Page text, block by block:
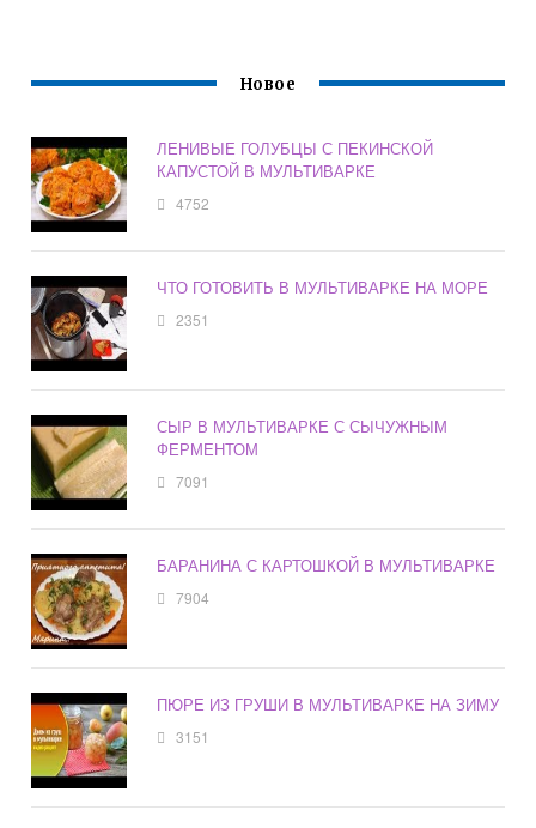
Новое
ЛЕНИВЫЕ ГОЛУБЦЫ С ПЕКИНСКОЙ
КАПУСТОЙ В МУЛЬТИВАРКЕ
4752
ЧТО ГОТОВИТЬ В МУЛЬТИВАРКЕ НА МОРЕ
2351
СЫР В МУЛЬТИВАРКЕ С СЫЧУЖНЫМ
ФЕРМЕНТОМ
7091
БАРАНИНА С КАРТОШКОЙ В МУЛЬТИВАРКЕ
7904
ПЮРЕ ИЗ ГРУШИ В МУЛЬТИВАРКЕ НА ЗИМУ
3151